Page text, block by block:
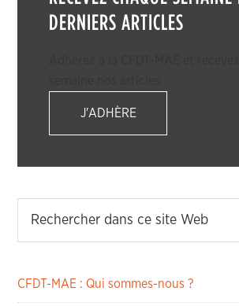
DERNIERS ARTICLES
J'ADHÈRE
CFDT-MAE : Qui sommes-nous ?